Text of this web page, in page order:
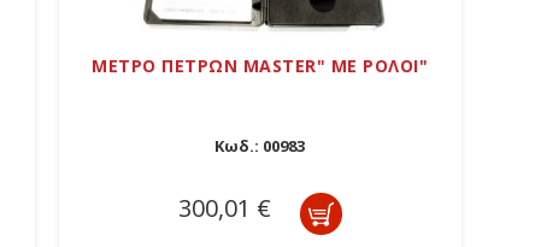
ΜΕΤΡΟ ΠΕΤΡΩΝ MASTER" ΜΕ ΡΟΛΟΙ"
Κωδ.: 00983
300,01 €